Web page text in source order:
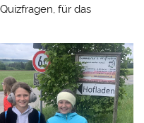
für das